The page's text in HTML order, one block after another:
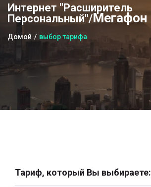
Интернет "Расширитель
Персональный"/Мегафон
Домой выбор тарифа
Тариф, который Вы выбираете: